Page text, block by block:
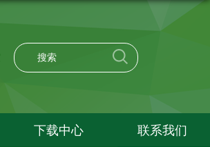
下载中心 联系我们